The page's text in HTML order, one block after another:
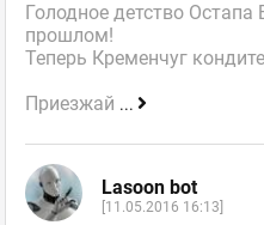
Голодное детство
прошлом!
Теперь Кременчуг
Приезжай ...
Lasoon bot
[11.05.2016 16:13]